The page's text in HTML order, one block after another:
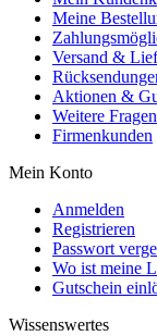
Meine
Versand &
Aktionen &
Weitere
Firmenkunden
Mein Konto
Anmelden
Registrieren
Passwort
Wo ist meine
Gutschein
Wissenswertes